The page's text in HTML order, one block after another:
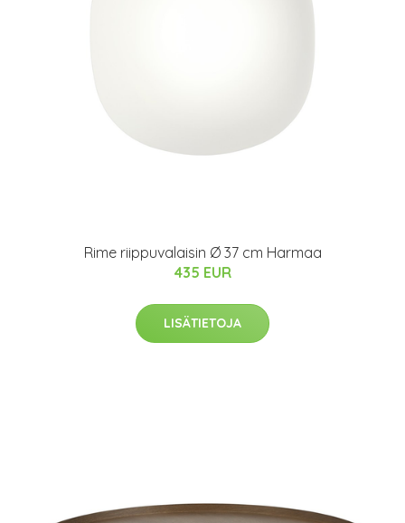
Rime riippuvalaisin Ø 37 cm Harmaa
435 EUR
LISÄTIETOJA